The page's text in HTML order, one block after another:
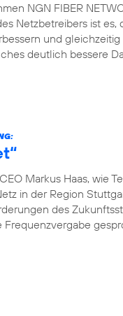
NGN FIBER
Netzbetreibers ist es,
und gleichzeitig
deutlich bessere
Markus Haas, wie
in der Region
des